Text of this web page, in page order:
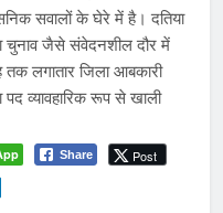
सवालों के घेरे में है। दतिया
चुनाव जैसे संवेदनशील दौर में
तक लगातार जिला आबकारी
पद व्यावहारिक रूप से खाली
Share Post